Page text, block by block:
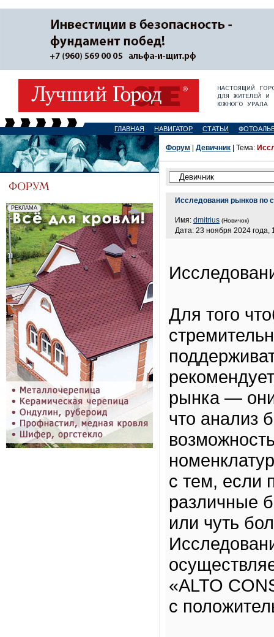
ГЛАВНАЯ НАВИГАТОР СТАТЬИ
Форум Девичник | Тема:
Исследования рынков по
Имя: dmitrius (Новичок)
Дата: 23 ноября 2024 года,
Для того
рынка —
что анализ
с тем, если
различные
или чуть
«ALTO
с